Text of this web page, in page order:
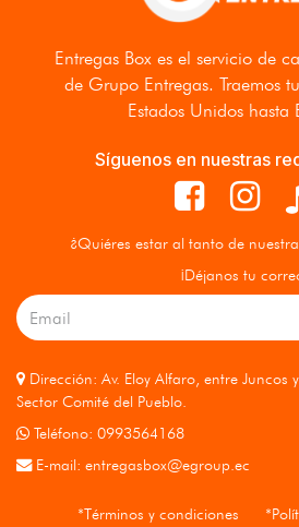
Entregas Box es el servicio de
de Grupo Entregas. Traemos
Estados Unidos hasta
Síguenos en nuestras
¿Quiéres estar al tanto de
¡Déjanos tu
Dirección: Av. Eloy Alfaro, entre Juncos
Sector Comité del Pueblo.
Teléfono: 0993564168
E-mail: entregasbox@egroup.ec
*Términos y condiciones